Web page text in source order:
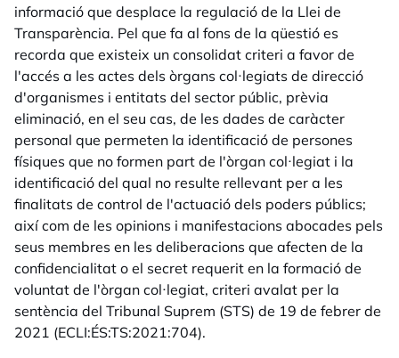
informació que desplace la regulació de la Llei de
Transparència. Pel que fa al fons de la qüestió es
recorda que existeix un consolidat criteri a favor de
l'accés a les actes dels òrgans col·legiats de direcció
d'organismes i entitats del sector públic, prèvia
eliminació, en el seu cas, de les dades de caràcter
personal que permeten la identificació de persones
físiques que no formen part de l'òrgan col·legiat i la
identificació del qual no resulte rellevant per a les
finalitats de control de l'actuació dels poders públics;
així com de les opinions i manifestacions abocades pels
seus membres en les deliberacions que afecten de la
confidencialitat o el secret requerit en la formació de
voluntat de l'òrgan col·legiat, criteri avalat per la
sentència del Tribunal Suprem (STS) de 19 de febrer de
2021 (ECLI:ÉS:TS:2021:704).